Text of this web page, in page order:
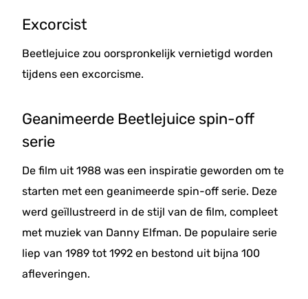
Excorcist
Beetlejuice zou oorspronkelijk vernietigd worden
tijdens een excorcisme.
Geanimeerde Beetlejuice spin-off
serie
De film uit 1988 was een inspiratie geworden om te
starten met een geanimeerde spin-off serie. Deze
werd geïllustreerd in de stijl van de film, compleet
met muziek van Danny Elfman. De populaire serie
liep van 1989 tot 1992 en bestond uit bijna 100
afleveringen.